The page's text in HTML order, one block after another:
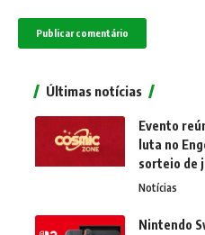
Últimas notícias
Evento
luta no
sorteio de
Notícias
Nintendo